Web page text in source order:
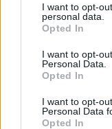
I want to opt-
personal data.
Opted In
I want to opt-
Personal Data.
Opted In
I want to opt-
Personal Data
Opted In
Edellinen artikkeli
urheilujohtajalleen –
Kapanen palkattiin